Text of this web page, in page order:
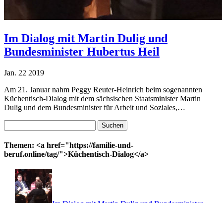
Im Dialog mit Martin Dulig und
Bundesminister Hubertus Heil
Jan. 22 2019
Am 21. Januar nahm Peggy Reuter-Heinrich beim sogenannten
Küchentisch-Dialog mit dem sächsischen Staatsminister Martin
Dulig und dem Bundesminister für Arbeit und Soziales,…
nach:
Themen: <a href="https://familie-und-
beruf.online/tag/">Küchentisch-Dialog</a>